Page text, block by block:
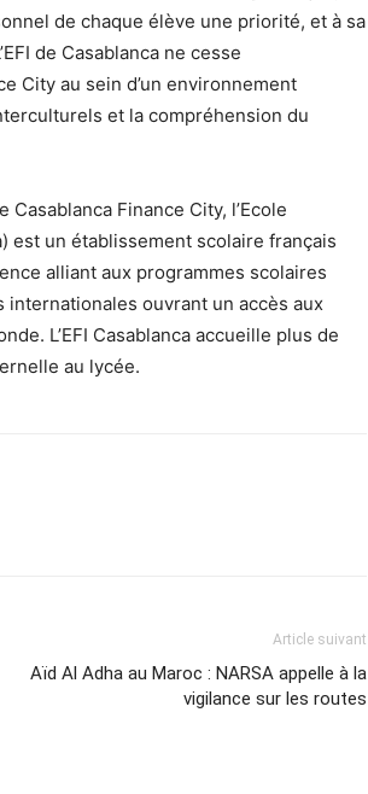
de chaque élève une priorité, et à sa
de Casablanca ne cesse
City au sein d’un environnement
et la compréhension du
Finance City, l’Ecole
est un établissement scolaire français
alliant aux programmes scolaires
ouvrant un accès aux
L’EFI Casablanca accueille plus de
au lycée.
Article suivant
Aïd Al Adha au Maroc : NARSA appelle à la
vigilance sur les routes